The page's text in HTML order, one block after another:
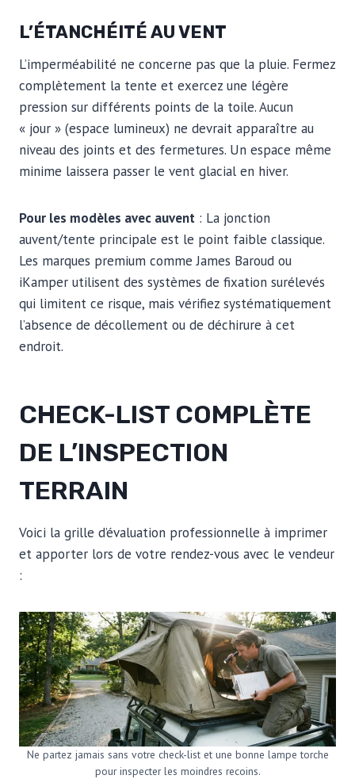
L’ÉTANCHÉITÉ AU VENT
L’imperméabilité ne concerne pas que la pluie. Fermez
complètement la tente et exercez une légère
pression sur différents points de la toile. Aucun
« jour » (espace lumineux) ne devrait apparaître au
niveau des joints et des fermetures. Un espace même
minime laissera passer le vent glacial en hiver.
Pour les modèles avec auvent : La jonction
auvent/tente principale est le point faible classique.
Les marques premium comme James Baroud ou
iKamper utilisent des systèmes de fixation surélevés
qui limitent ce risque, mais vérifiez systématiquement
l’absence de décollement ou de déchirure à cet
endroit.
CHECK-LIST COMPLÈTE
DE L’INSPECTION
TERRAIN
Voici la grille d’évaluation professionnelle à imprimer
et apporter lors de votre rendez-vous avec le vendeur
:
Ne partez jamais sans votre check-list et une bonne lampe torche
pour inspecter les moindres recoins.